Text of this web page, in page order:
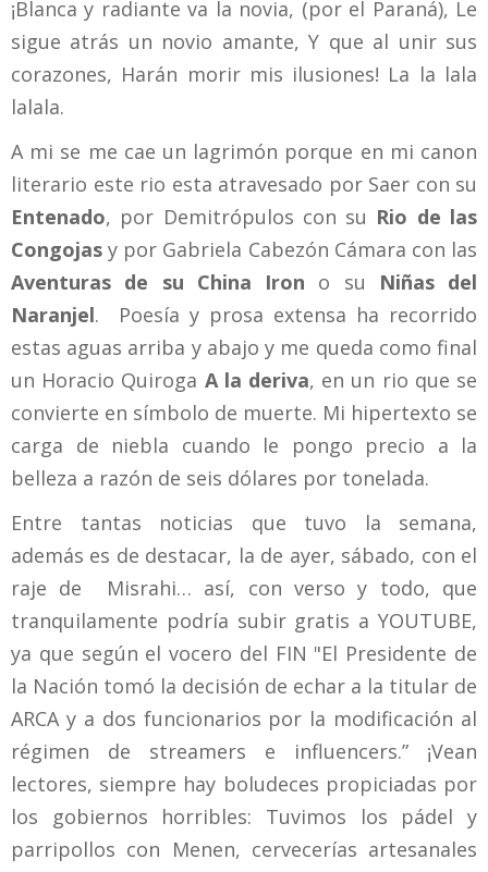
¡Blanca y radiante va la novia, (por el Paraná), Le
sigue atrás un novio amante, Y que al unir sus
corazones, Harán morir mis ilusiones! La la lala
lalala.
A mi se me cae un lagrimón porque en mi canon
literario este rio esta atravesado por Saer con su
Entenado, por Demitrópulos con su Rio de las
Congojas y por Gabriela Cabezón Cámara con las
Aventuras de su China Iron o su Niñas del
Naranjel. Poesía y prosa extensa ha recorrido
estas aguas arriba y abajo y me queda como final
un Horacio Quiroga A la deriva, en un rio que se
convierte en símbolo de muerte. Mi hipertexto se
carga de niebla cuando le pongo precio a la
belleza a razón de seis dólares por tonelada.
Entre tantas noticias que tuvo la semana,
además es de destacar, la de ayer, sábado, con el
raje de Misrahi… así, con verso y todo, que
tranquilamente podría subir gratis a YOUTUBE,
ya que según el vocero del FIN "El Presidente de
la Nación tomó la decisión de echar a la titular de
ARCA y a dos funcionarios por la modificación al
régimen de streamers e influencers.” ¡Vean
lectores, siempre hay boludeces propiciadas por
los gobiernos horribles: Tuvimos los pádel y
parripollos con Menen, cervecerías artesanales